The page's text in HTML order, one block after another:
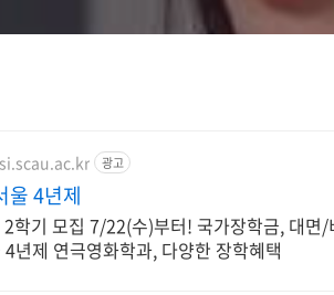
광고
울 4년제
학기 모집 7/22(수)부터! 국가장학금, 대면/
4년제 연극영화학과, 다양한 장학혜택